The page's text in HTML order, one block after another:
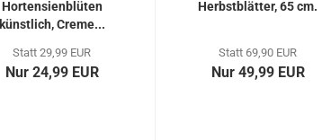
Hortensienblüten
künstlich, Creme...
Statt 29,99 EUR
Nur 24,99 EUR
Herbstblätter, 65 cm.
Statt 69,90 EUR
Nur 49,99 EUR